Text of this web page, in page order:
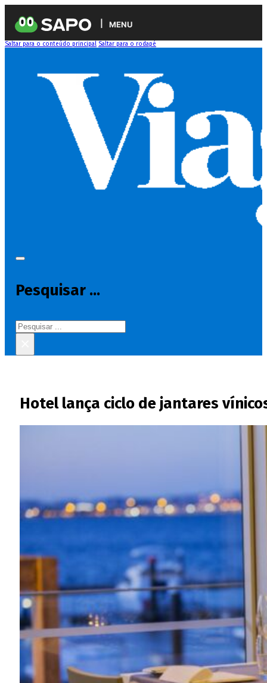
MENU
Saltar para o conteúdo principal Saltar para o rodapé
Pesquisar ...
Pesquisar
Hotel lança ciclo de jantares